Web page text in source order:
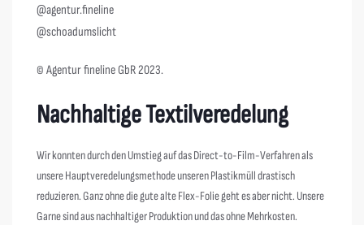
@agentur.fineline
@schoadumslicht
© Agentur fineline GbR 2023.
Nachhaltige Textilveredelung
Wir konnten durch den Umstieg auf das Direct-to-Film-Verfahren als
unsere Hauptveredelungsmethode unseren Plastikmüll drastisch
reduzieren. Ganz ohne die gute alte Flex-Folie geht es aber nicht. Unsere
Garne sind aus nachhaltiger Produktion und das ohne Mehrkosten.